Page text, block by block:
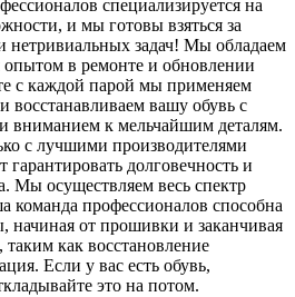
специализируется на
и мы готовы взяться за
нетривиальных задач! Мы обладаем
в ремонте и обновлении
с каждой парой мы применяем
восстанавливаем вашу обувь с
вниманием к мельчайшим деталям.
с лучшими производителями
гарантировать долговечность и
Мы осуществляем весь спектр
команда профессионалов способна
от прошивки и заканчивая
как восстановление
Если у вас есть обувь,
это на потом.